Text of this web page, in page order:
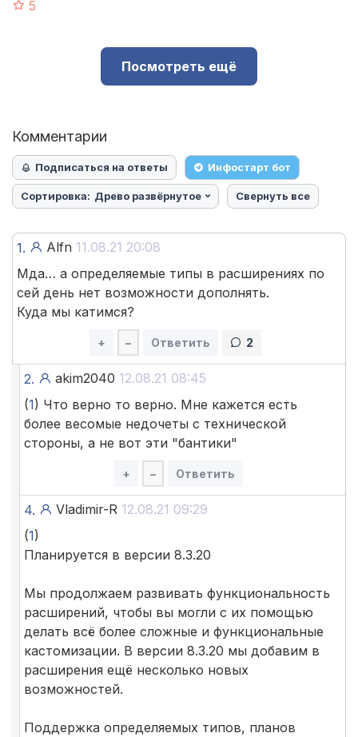
5
Посмотреть ещё
Комментарии
Подписаться на ответы Инфостарт бот
Сортировка: Древо развёрнутое Свернуть все
1. Alfn 11.08.21 20:08
Мда… а определяемые типы в расширениях по
сей день нет возможности дополнять.
Куда мы катимся?
+ – Ответить 2
2. akim2040 12.08.21 08:45
(1) Что верно то верно. Мне кажется есть
более весомые недочеты с технической
стороны, а не вот эти "бантики"
+ – Ответить
4. Vladimir-R 12.08.21 09:29
(1)
Планируется в версии 8.3.20
Мы продолжаем развивать функциональность
расширений, чтобы вы могли с их помощью
делать всё более сложные и функциональные
кастомизации. В версии 8.3.20 мы добавим в
расширения ещё несколько новых
возможностей.
Поддержка определяемых типов, планов